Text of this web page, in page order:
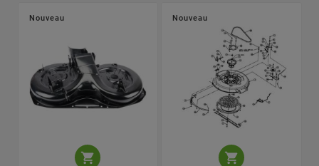
Nouveau

Nouveau
